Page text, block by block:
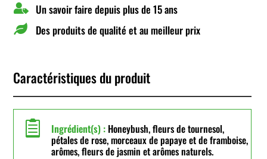
 Un savoir faire depuis plus de 15 ans
 Des produits de qualité et au meilleur prix
Caractéristiques du produit
 Ingrédient(s) : Honeybush, fleurs de tournesol,
pétales de rose, morceaux de papaye et de framboise,
arômes, fleurs de jasmin et arômes naturels.